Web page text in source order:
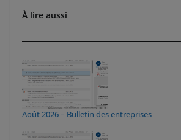
À lire aussi
Août 2026 – Bulletin des entreprises